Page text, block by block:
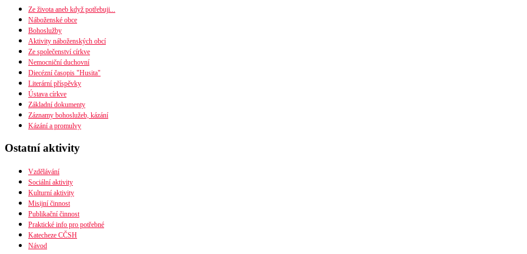
Ze života aneb když potřebuji...
Náboženské obce
Seznam náboženských obcí
Mapa diecéze
Bohoslužby
Aktivity náboženských obcí
Ze společenství církve
Nemocniční duchovní
Diecézní časopis "Husita"
Časopis Husita
Předplatné
Prodejní místa
Kontakty
Literární příspěvky
Ústava církve
PDF verze ke stažení
Preambule
Ustanovení všobecná
Organizační uspořádání
Diecéze
Ústřední rada
Husitská fakulta
Základní dokumenty
Záznamy bohoslužeb, kázání
Kázání a promulvy
Ostatní aktivity
Vzdělávání
Sociální aktivity
Kulturní aktivity
Misijní činnost
Publikační činnost
Praktické info pro potřebné
Katecheze CČSH
Návod